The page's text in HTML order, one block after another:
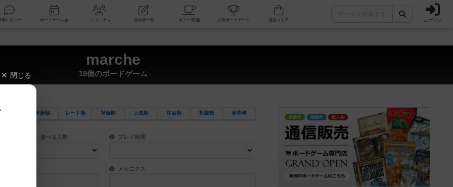
新着レビュー ボードゲーム会 コミュニティ 掲示板一覧 カフェ/店舗 人気ボードゲーム ログイン
marche
18個のボードゲーム
更新順 レート順 登録順 人気順 注目順 投稿数 発売年
ード検索ができます。プレイ対象人数に含まれるボードゲームを指定します。
遊べる人数 目安となる所要時間を指定することができます。マニュアルを読む時間や参加者へのルール説明時間は含まれていないため、初めて
プレイ時間
などモチーフ・ストーリーを指定することができます。直感的にゲームシステムを理解できるよう、中世ファンタジー・クッキング・海賊同士の対決など、ゲームコンセプトを絞
ゲーム性を構成するコアシステムです。主にボードゲームに慣れている方向けの絞込機能です。例えば「ダイスロール」はランダ
メカニクス
閉じる